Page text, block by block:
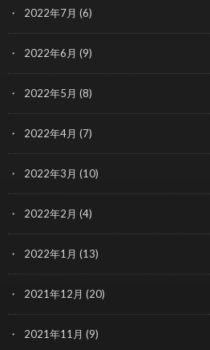
2022年7月 (6)
2022年6月 (9)
2022年5月 (8)
2022年4月 (7)
2022年3月 (10)
2022年2月 (4)
2022年1月 (13)
2021年12月 (20)
2021年11月 (9)